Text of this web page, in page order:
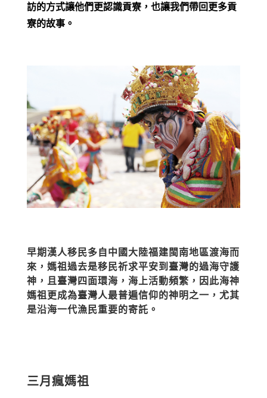
訪的方式讓他們更認識貢寮，也讓我們帶回更多貢
寮的故事。
早期漢人移民多自中國大陸福建閩南地區渡海而
來，媽祖過去是移民祈求平安到臺灣的過海守護
神，且臺灣四面環海，海上活動頻繁，因此海神
媽祖更成為臺灣人最普遍信仰的神明之一，尤其
是沿海一代漁民重要的寄託。
三月瘋媽祖